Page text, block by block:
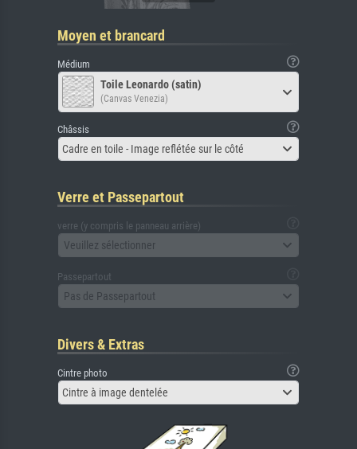
Moyen et brancard
Médium
Toile Leonardo (satin)
(Canvas Venezia)
Châssis
Cadre en toile - Image reflétée sur le côté
Verre et Passepartout
verre (y compris le panneau arrière)
Veuillez sélectionner
Passepartout
Pas de Passepartout
Divers & Extras
Cintre photo
Cintre à image dentelée